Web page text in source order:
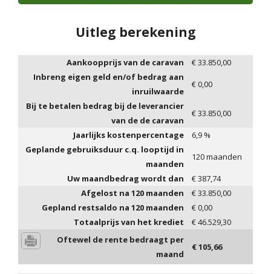
Uitleg berekening
Aankoopprijs van de caravan €33.850,00
Inbreng eigen geld en/of bedrag aan
inruilwaarde
€0,00
Bij te betalen bedrag bij de leverancier
van de de caravan
€33.850,00
Jaarlijks kostenpercentage
6,9 %
Geplande gebruiksduur c.q. looptijd in
maanden
120maanden
Uw maandbedrag wordt dan
€387,74
Afgelost na 120 maanden €33.850,00
Gepland restsaldo na 120 maanden €0,00
Totaalprijs van het krediet
€46.529,30
Oftewel de rente bedraagt per
maand
€105,66